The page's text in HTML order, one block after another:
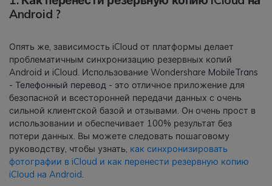
Android ?
Опять же, зависимость iCloud от платформы делает
проблематичным синхронизацию резервных копий
Android и iCloud. Использование Wondershare MobileTrans
- Телефонный перевод - это отличное приложение для
безопасной и всесторонней передачи данных с очень
сильной клиентской базой и отзывами. Он очень прост в
использовании и обеспечивает 100% результат без
потери данных. Вы можете следовать пошаговому
руководству, чтобы узнать, как синхронизировать
фотографии в iCloud и как перенести резервную копию
iCloud на Android